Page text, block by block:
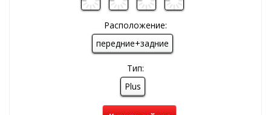
Расположение:
передние+задние
Тип:
Plus